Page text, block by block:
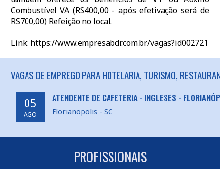
Combustível VA (RS400,00 - após efetivação será de
RS700,00) Refeição no local.
Link: https://www.empresabdr.com.br/vagas?id002721
VAGAS DE EMPREGO PARA HOTELARIA, TURISMO,
05
AGO
ATENDENTE DE CAFETERIA - INGLESES -
Florianopolis - SC
PROFISSIONAIS